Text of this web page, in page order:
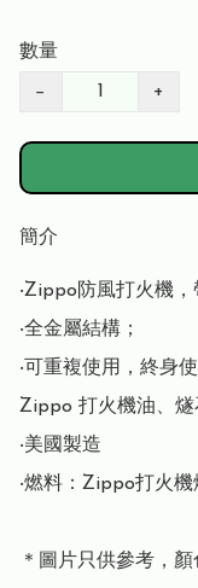
數量
− +
簡介
‧Zippo防風打火機
‧全金屬結構；
‧可重複使用，終身
Zippo 打火機油、燧
‧美國製造
‧燃料：Zippo打火機
＊圖片只供參考，